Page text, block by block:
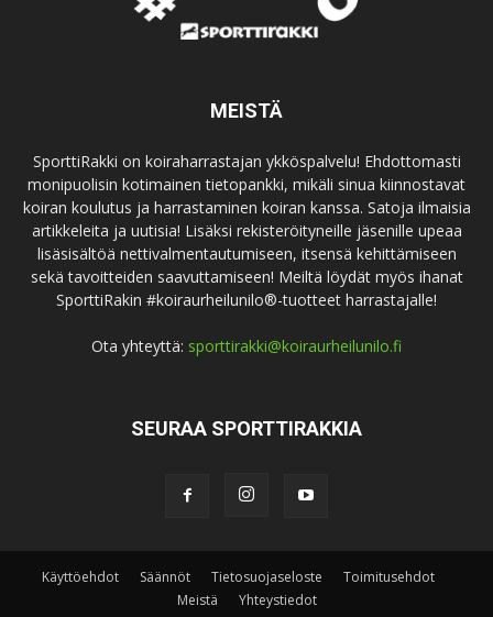
MEISTÄ
SporttiRakki on koiraharrastajan ykköspalvelu! Ehdottomasti
monipuolisin kotimainen tietopankki, mikäli sinua kiinnostavat
koiran koulutus ja harrastaminen koiran kanssa. Satoja ilmaisia
artikkeleita ja uutisia! Lisäksi rekisteröityneille jäsenille upeaa
lisäsisältöä nettivalmentautumiseen, itsensä kehittämiseen
sekä tavoitteiden saavuttamiseen! Meiltä löydät myös ihanat
SporttiRakin #koiraurheilunilo®-tuotteet harrastajalle!
Ota yhteyttä: sporttirakki@koiraurheilunilo.fi
SEURAA SPORTTIRAKKIA
Käyttöehdot Säännöt Tietosuojaseloste
Toimitusehdot
Meistä
Yhteystiedot